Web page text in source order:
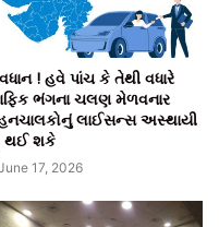
! હવે પાંચ કે તેથી વધારે
ભંગના ચલણ મેળવનાર
લાઈસન્સ અસ્થાયી
થઈ શકે
17, 2026